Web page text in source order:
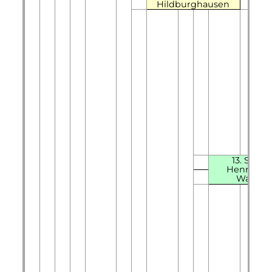
Hildburghausen
13.
Henriette